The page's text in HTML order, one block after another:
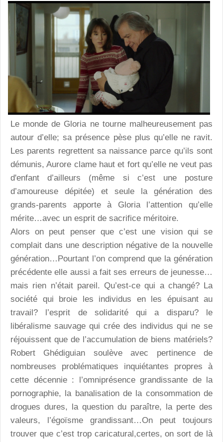
Le monde de Gloria ne tourne malheureusement pas
autour d’elle; sa présence pèse plus qu’elle ne ravit.
Les parents regrettent sa naissance parce qu’ils sont
démunis, Aurore clame haut et fort qu’elle ne veut pas
d'enfant d’ailleurs (même si c’est une posture
d’amoureuse dépitée) et seule la génération des
grands-parents apporte à Gloria l’attention qu’elle
mérite…avec un esprit de sacrifice méritoire.
Alors on peut penser que c’est une vision qui se
complait dans une description négative de la nouvelle
génération…Pourtant l’on comprend que la génération
précédente elle aussi a fait ses erreurs de jeunesse…
mais rien n’était pareil. Qu’est-ce qui a changé? La
société qui broie les individus en les épuisant au
travail? l’esprit de solidarité qui a disparu? le
libéralisme sauvage qui crée des individus qui ne se
réjouissent que de l’accumulation de biens matériels?
Robert Ghédiguian soulève avec pertinence de
nombreuses problématiques inquiétantes propres à
cette décennie : l’omniprésence grandissante de la
pornographie, la banalisation de la consommation de
drogues dures, la question du paraître, la perte des
valeurs, l’égoïsme grandissant…On peut toujours
trouver que c’est trop caricatural,certes, on sort de là